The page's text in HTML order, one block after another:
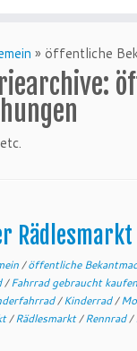
» öffentliche
/öffentliche
/Fahrrad gebraucht kaufen
/Kinderrad/
/Rädlesmarkt/Rennrad/